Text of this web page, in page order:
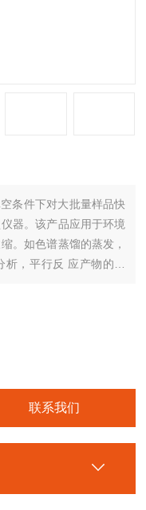
条件下对大批量样品快
器。该产品应用于环境
。如色谱蒸馏的蒸发，
，平行反 应产物的蒸
联系我们